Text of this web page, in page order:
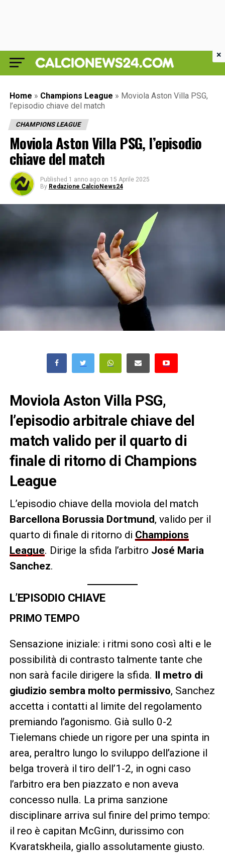
Home » Champions League » Moviola Aston Villa PSG,
l’episodio chiave del match
CHAMPIONS LEAGUE
Moviola Aston Villa PSG, l’episodio
chiave del match
Published 1 anno ago on 15 Aprile 2025
By Redazione CalcioNews24
Moviola Aston Villa PSG,
l’episodio arbitrale chiave del
match valido per il quarto di
finale di ritorno di Champions
League
L’episodio chiave della moviola del match
Barcellona Borussia Dortmund, valido per il
quarto di finale di ritorno di Champions
League. Dirige la sfida l’arbitro José Maria
Sanchez.
L’EPISODIO CHIAVE
PRIMO TEMPO
Sensazione iniziale: i ritmi sono così alti e le
possibilità di contrasto talmente tante che
non sarà facile dirigere la sfida. Il metro di
giudizio sembra molto permissivo, Sanchez
accetta i contatti al limite del regolamento
premiando l’agonismo. Già sullo 0-2
Tielemans chiede un rigore per una spinta in
area, peraltro lungo lo sviluppo dell’azione il
belga troverà il tiro dell’1-2, in ogni caso
l’arbitro era ben piazzato e non aveva
concesso nulla. La prima sanzione
disciplinare arriva sul finire del primo tempo:
il reo è capitan McGinn, durissimo con
Kvaratskheila, giallo assolutamente giusto.
×